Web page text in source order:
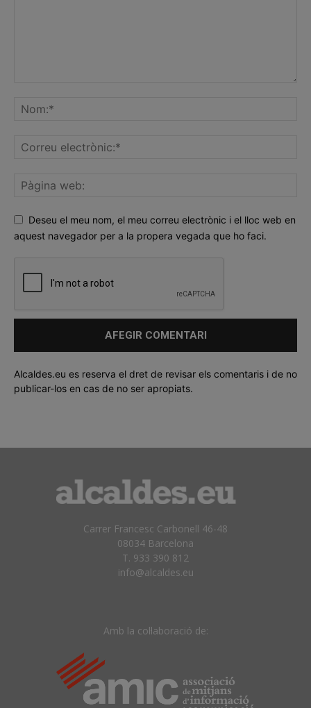
Deseu el meu nom, el meu correu electrònic i el lloc web en
aquest navegador per a la propera vegada que ho faci.
Alcaldes.eu es reserva el dret de revisar els comentaris i de no
publicar-los en cas de no ser apropiats.
Carrer Francesc Carbonell 46-48
08034 Barcelona
T. 933 390 812
info@alcaldes.eu
Amb la col·laboració de: